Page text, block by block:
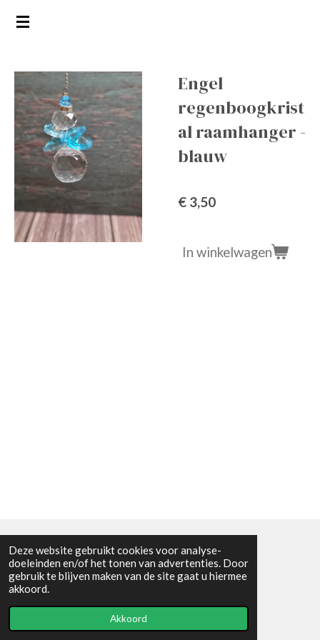
Deze website gebruikt cookies voor analyse-
doeleinden en/of het tonen van advertenties. Door
gebruik te blijven maken van de site gaat u hiermee
akkoord.
Akkoord
Ga
de
hoofdinhoud
Engel
regenboogkrist
al raamhanger -
blauw
€ 3,50
In winkelwagen
Algemene voorwaarden
© 2021 - RC en mineralenshop Het vlinderpad